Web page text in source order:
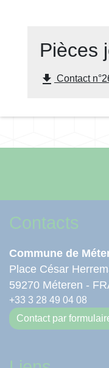
Pièces
file_download Contact
Contacts
Commune de
Place César
59270 Méteren -
+33 3 28 49 04 08
Contact par